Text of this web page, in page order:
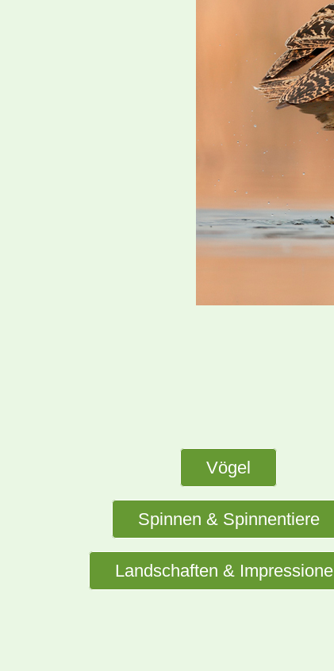
Vögel
Spinnen & Spinnentiere
Landschaften &